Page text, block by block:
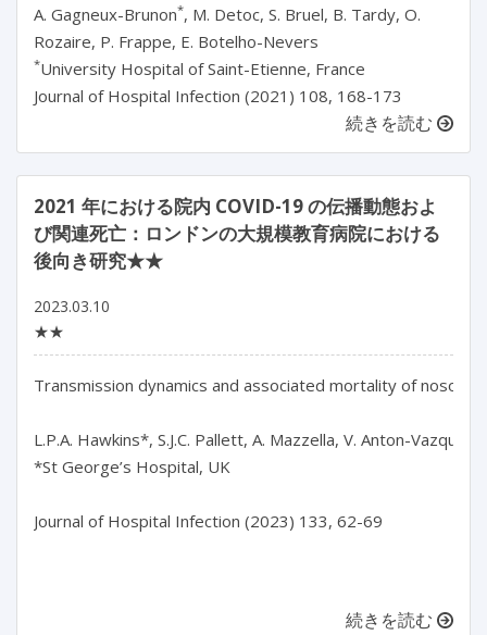
A. Gagneux-Brunon*, M. Detoc, S. Bruel, B. Tardy, O.
Rozaire, P. Frappe, E. Botelho-Nevers
*University Hospital of Saint-Etienne, France
Journal of Hospital Infection (2021) 108, 168-173
続きを読む
2021 年における院内 COVID-19 の伝播動態およ
び関連死亡：ロンドンの大規模教育病院における
後向き研究★★
2023.03.10
★★
Transmission dynamics and associated mortality of
L.P.A. Hawkins*, S.J.C. Pallett, A. Mazzella, V. Anton-
*St George’s Hospital, UK
Journal of Hospital Infection (2023) 133, 62-69
続きを読む